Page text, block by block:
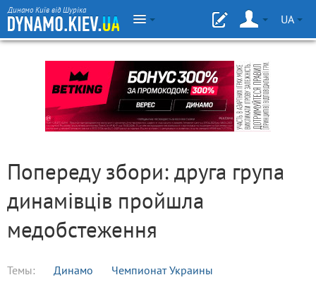
Динамо Київ від Шуріка
UA
Попереду збори: друга група
динамівців пройшла
медобстеження
Темы: Динамо Чемпионат Украины